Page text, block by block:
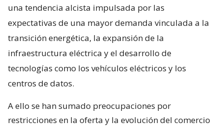
una tendencia alcista impulsada por las
expectativas de una mayor demanda vinculada a la
transición energética, la expansión de la
infraestructura eléctrica y el desarrollo de
tecnologías como los vehículos eléctricos y los
centros de datos.
A ello se han sumado preocupaciones por
restricciones en la oferta y la evolución del comercio